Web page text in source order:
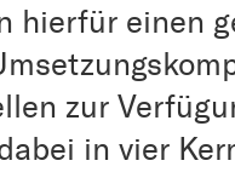
hierfür einen
zur
in vier